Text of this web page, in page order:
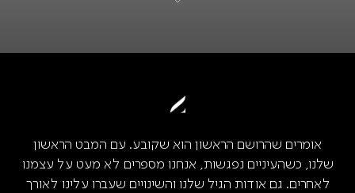
אומרים שהרושם הראשון הוא שקובע. עם המבט הראשון
שלנו, כשהעיניים נפגשות, אנחנו מספרים לא מעט על עצמנו
לאחרים. גם אודות הגיל שלנו והשינויים שעברו עלינו לאורך